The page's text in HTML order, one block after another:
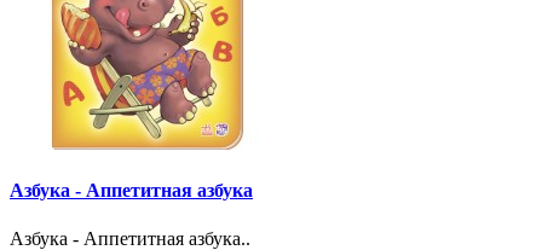
Азбука - Аппетитная азбука
Азбука - Аппетитная азбука..